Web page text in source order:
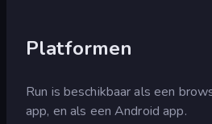
Platformen
Run is beschikbaar als een
app, en als een Android app.